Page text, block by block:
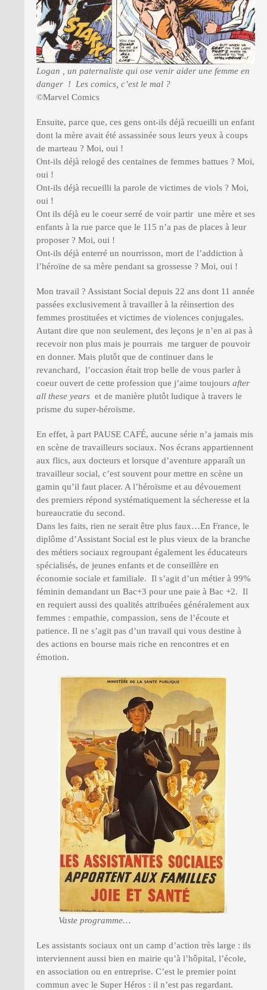
Logan , un paternaliste qui ose venir aider une femme en
danger ! Les comics, c’est le mal ?
©Marvel Comics
Ensuite, parce que, ces gens ont-ils déjà recueilli un enfant
dont la mère avait été assassinée sous leurs yeux à coups
de marteau ? Moi, oui !
Ont-ils déjà relogé des centaines de femmes battues ? Moi,
oui !
Ont-ils déjà recueilli la parole de victimes de viols ? Moi,
oui !
Ont ils déjà eu le coeur serré de voir partir une mère et ses
enfants à la rue parce que le 115 n’a pas de places à leur
proposer ? Moi, oui !
Ont-ils déjà enterré un nourrisson, mort de l’addiction à
l’héroïne de sa mère pendant sa grossesse ? Moi, oui !
Mon travail ? Assistant Social depuis 22 ans dont 11 année
passées exclusivement à travailler à la réinsertion des
femmes prostituées et victimes de violences conjugales.
Autant dire que non seulement, des leçons je n’en ai pas à
recevoir non plus mais je pourrais me targuer de pouvoir
en donner. Mais plutôt que de continuer dans le
revanchard, l’occasion était trop belle de vous parler à
coeur ouvert de cette profession que j’aime toujours after
all these years et de manière plutôt ludique à travers le
prisme du super-héroïsme.
En effet, à part PAUSE CAFÉ, aucune série n’a jamais mis
en scène de travailleurs sociaux. Nos écrans appartiennent
aux flics, aux docteurs et lorsque d’aventure apparaît un
travailleur social, c’est souvent pour mettre en scène un
gamin qu’il faut placer. A l’héroïsme et au dévouement
des premiers répond systématiquement la sécheresse et la
bureaucratie du second.
Dans les faits, rien ne serait être plus faux…En France, le
diplôme d’Assistant Social est le plus vieux de la branche
des métiers sociaux regroupant également les éducateurs
spécialisés, de jeunes enfants et de conseillère en
économie sociale et familiale. Il s’agit d’un métier à 99%
féminin demandant un Bac+3 pour une paie à Bac +2. Il
en requiert aussi des qualités attribuées généralement aux
femmes : empathie, compassion, sens de l’écoute et
patience. Il ne s’agit pas d’un travail qui vous destine à
des actions en bourse mais riche en rencontres et en
émotion.
Vaste programme…
Les assistants sociaux ont un camp d’action très large : ils
interviennent aussi bien en mairie qu’à l’hôpital, l’école,
en association ou en entreprise. C’est le premier point
commun avec le Super Héros : il n’est pas regardant.